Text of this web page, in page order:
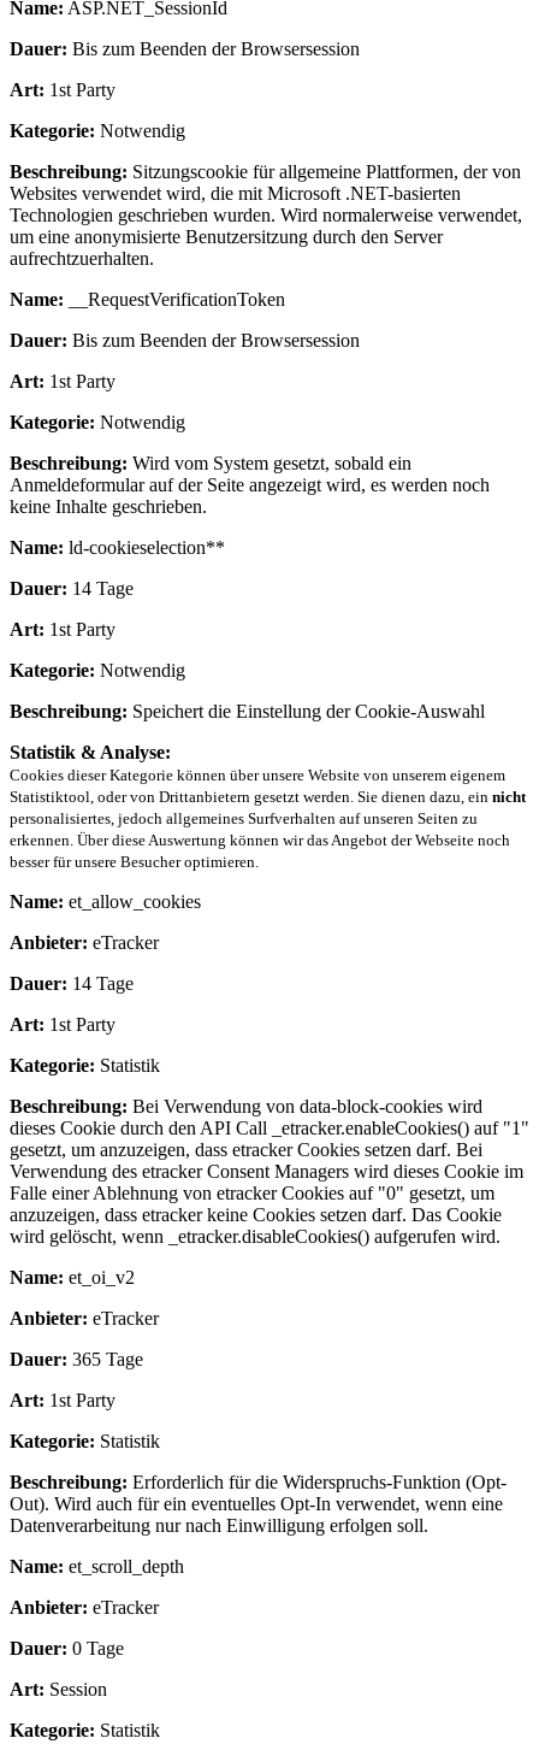
Name: ASP.NET_SessionId
Dauer: Bis zum Beenden der Browsersession
Art: 1st Party
Kategorie: Notwendig
Beschreibung: Sitzungscookie für allgemeine Plattformen, der von
Websites verwendet wird, die mit Microsoft .NET-basierten
Technologien geschrieben wurden. Wird normalerweise verwendet,
um eine anonymisierte Benutzersitzung durch den Server
aufrechtzuerhalten.
Name: __RequestVerificationToken
Dauer: Bis zum Beenden der Browsersession
Art: 1st Party
Kategorie: Notwendig
Beschreibung: Wird vom System gesetzt, sobald ein
Anmeldeformular auf der Seite angezeigt wird, es werden noch
keine Inhalte geschrieben.
Name: ld-cookieselection**
Dauer: 14 Tage
Art: 1st Party
Kategorie: Notwendig
Beschreibung: Speichert die Einstellung der Cookie-Auswahl
Statistik & Analyse:
Cookies dieser Kategorie können über unsere Website von unserem eigenem
Statistiktool, oder von Drittanbietern gesetzt werden. Sie dienen dazu, ein nicht
personalisiertes, jedoch allgemeines Surfverhalten auf unseren Seiten zu
erkennen. Über diese Auswertung können wir das Angebot der Webseite noch
besser für unsere Besucher optimieren.
Name: et_allow_cookies
Anbieter: eTracker
Dauer: 14 Tage
Art: 1st Party
Kategorie: Statistik
Beschreibung: Bei Verwendung von data-block-cookies wird
dieses Cookie durch den API Call _etracker.enableCookies() auf "1"
gesetzt, um anzuzeigen, dass etracker Cookies setzen darf. Bei
Verwendung des etracker Consent Managers wird dieses Cookie im
Falle einer Ablehnung von etracker Cookies auf "0" gesetzt, um
anzuzeigen, dass etracker keine Cookies setzen darf. Das Cookie
wird gelöscht, wenn _etracker.disableCookies() aufgerufen wird.
Name: et_oi_v2
Anbieter: eTracker
Dauer: 365 Tage
Art: 1st Party
Kategorie: Statistik
Beschreibung: Erforderlich für die Widerspruchs-Funktion (Opt-
Out). Wird auch für ein eventuelles Opt-In verwendet, wenn eine
Datenverarbeitung nur nach Einwilligung erfolgen soll.
Name: et_scroll_depth
Anbieter: eTracker
Dauer: 0 Tage
Art: Session
Kategorie: Statistik